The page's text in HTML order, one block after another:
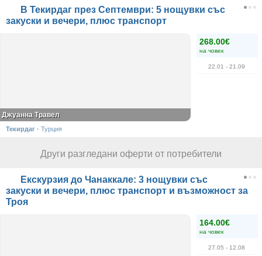
В Текирдаг през Септември: 5 нощувки със
закуски и вечери, плюс транспорт
268.00€
на човек
22.01 - 21.09
Джуанна Травел
Текирдаг · Турция
Други разгледани оферти от потребители
Екскурзия до Чанаккале: 3 нощувки със
закуски и вечери, плюс транспорт и възможност за
Троя
164.00€
на човек
27.05 - 12.08